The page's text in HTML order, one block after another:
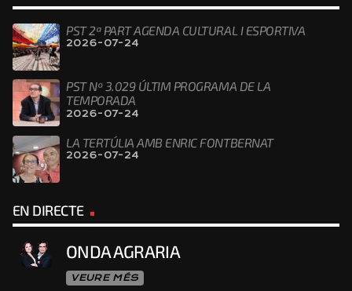
PST 2ª PART AGENDA CULTURAL I ESPORTIVA
2026-07-24
PST Nº 3.029 ÚLTIM PROGRAMA DE LA
TEMPORADA
2026-07-24
LA TERTÚLIA AMB ENRIC FONTBERNAT
2026-07-24
EN DIRECTE
ONDA AGRARIA
VEURE MÉS